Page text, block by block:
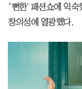
‘뻔한' 패션쇼에 익
창의성에 열광했다.